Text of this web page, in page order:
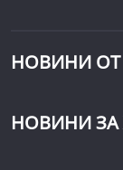
НОВИНИ ОТ
НОВИНИ ЗА